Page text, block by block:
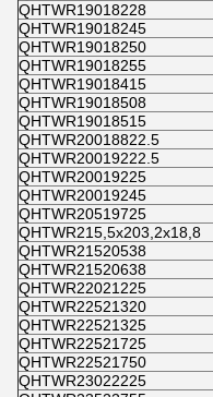
QHTWR19018228
QHTWR19018245
QHTWR19018250
QHTWR19018255
QHTWR19018415
QHTWR19018508
QHTWR19018515
QHTWR20018822.5
QHTWR20019222.5
QHTWR20019225
QHTWR20019245
QHTWR20519725
QHTWR215,5x203,2x18,8
QHTWR21520538
QHTWR21520638
QHTWR22021225
QHTWR22521320
QHTWR22521325
QHTWR22521725
QHTWR22521750
QHTWR23022225